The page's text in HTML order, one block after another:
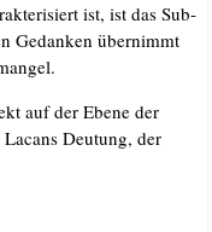
ist, ist das Sub­
Gedan­ken über­nimmt
auf der Ebe­ne der
Deu­tung, der